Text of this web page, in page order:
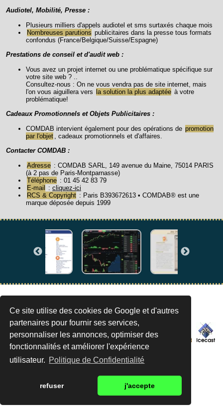
Ce site utilise des cookies de Google et d'autres
partenaires pour fournir ses services,
personnaliser les annonces, optimiser des
fonctionnalités et améliorer l'expérience
utilisateur. Politique de Confidentialité
refuser j'accepte
Audiotel, Mobilité, Presse :
Plusieurs milliers d'appels audiotel et sms surtaxés chaque mois
Nombreuses parutions publicitaires dans la presse tous formats
confondus (France/Belgique/Suisse/Espagne)
Prestations de conseil et d'audit web :
Vous avez un projet internet ou une problématique spécifique sur
votre site web ? ..
Consultez-nous : On ne vous vendra pas de site internet, mais
l'on vous aiguillera vers
la solution la plus adaptée à votre
problématique!
Cadeaux Promotionnels et Objets Publicitaires :
COMDAB intervient également pour des opérations de promotion
par l'objet , cadeaux promotionnels et d'affaires.
Contacter COMDAB :
Adresse : COMDAB SARL, 149 avenue du Maine, 75014 PARIS
(à 2 pas de Paris-Montparnasse)
Téléphone : 01 45 42 83 79
E-mail
: cliquez-ici
RCS & Copyright : Paris B393672613 • COMDAB® est une
marque déposée depuis 1999